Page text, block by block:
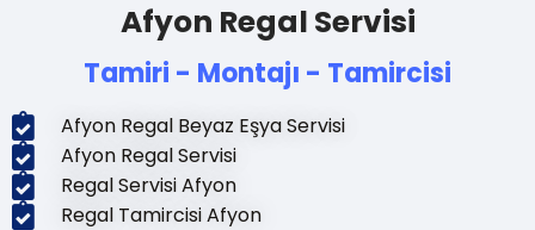
Afyon Regal Servisi
Tamiri - Montajı - Tamircisi
Afyon Regal Beyaz Eşya Servisi
Afyon Regal Servisi
Regal Servisi Afyon
Regal Tamircisi Afyon